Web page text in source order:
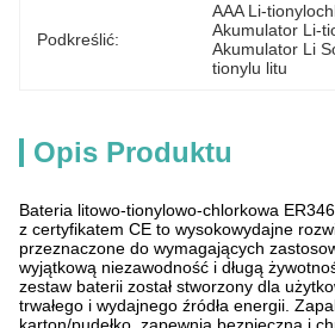
Podkreślić:
AAA Li-
Akumulator Li-
Akumulator Li
tionylu litu
Opis Produktu
Bateria litowo-tionylowo-chlorkowa
z certyfikatem CE to wysokowydajne
przeznaczone do wymagających
wyjątkową niezawodność i długą
zestaw baterii został stworzony dla
trwałego i wydajnego źródła energii.